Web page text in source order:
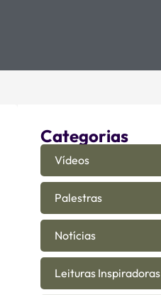
Categorias
Vídeos
Palestras
Notícias
Leituras Inspiradoras